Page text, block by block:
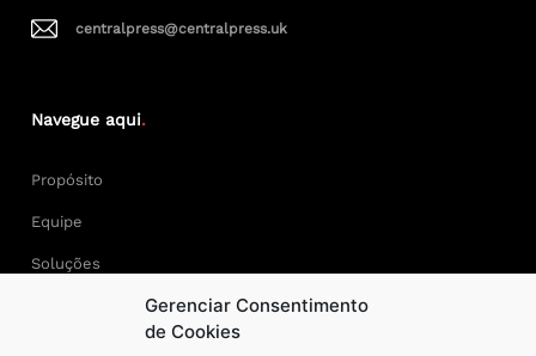
Gerenciar Consentimento
de Cookies
centralpress@centralpress.uk
Navegue aqui.
Propósito
Equipe
Soluções